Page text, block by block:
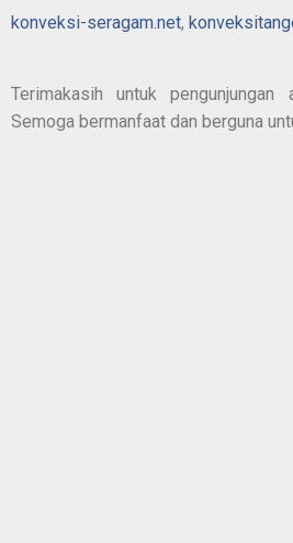
konveksi-seragam.net,
Terimakasih untuk
Semoga bermanfaat dan berguna